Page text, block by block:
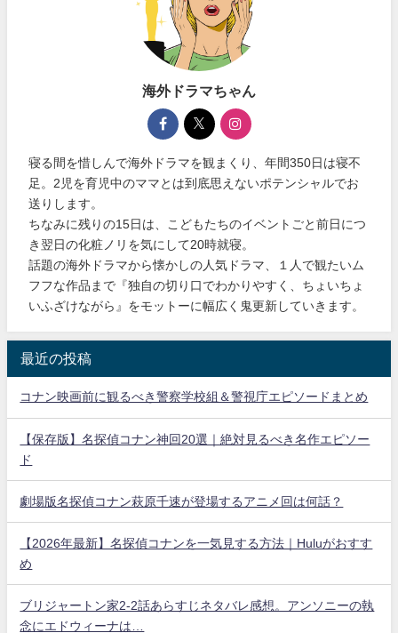
海外ドラマちゃん
寝る間を惜しんで海外ドラマを観まくり、年間350日は寝不
足。2児を育児中のママとは到底思えないポテンシャルでお
送りします。
ちなみに残りの15日は、こどもたちのイベントごと前日につ
き翌日の化粧ノリを気にして20時就寝。
話題の海外ドラマから懐かしの人気ドラマ、１人で観たいム
フフな作品まで『独自の切り口でわかりやすく、ちょいちょ
いふざけながら』をモットーに幅広く鬼更新していきます。
最近の投稿
コナン映画前に観るべき警察学校組＆警視庁エピソードまとめ
【保存版】名探偵コナン神回20選｜絶対見るべき名作エピソー
ド
劇場版名探偵コナン萩原千速が登場するアニメ回は何話？
【2026年最新】名探偵コナンを一気見する方法｜Huluがおすす
め
ブリジャートン家2-2話あらすじネタバレ感想。アンソニーの執
念にエドウィーナは…